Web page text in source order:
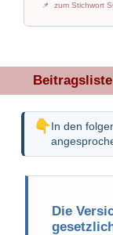
zum Stichwort
Beitragsliste
In den
Die